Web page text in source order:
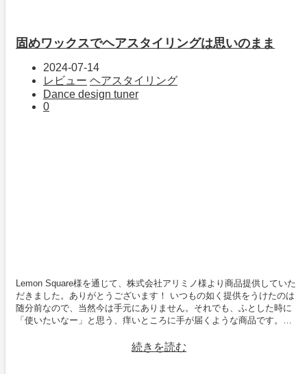
固めワックスでヘアスタイリングは思いのまま
2024-07-14
レビュー ヘアスタイリング
Dance design tuner
0
Lemon Square様を通じて、株式会社アリミノ様より商品提供していた
だきました。ありがとうございます！ いつもの如く提供をうけたのは
随分前なので、当然今は手元にありません。それでも、ふとした時に
「使いたいなー」と思う、痒いところに手が届くような商品です。…
続きを読む